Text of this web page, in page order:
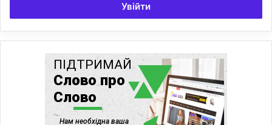
Увійти